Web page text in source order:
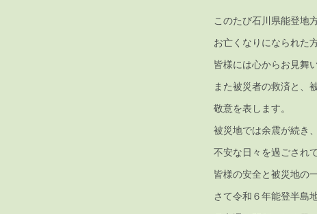
このたび石川県能登地
お亡くなりになられた
皆様には心からお見舞
また被災者の救済と、
敬意を表します。
被災地では余震が続き
不安な日々を過ごされ
皆様の安全と被災地の
さて令和６年能登半島